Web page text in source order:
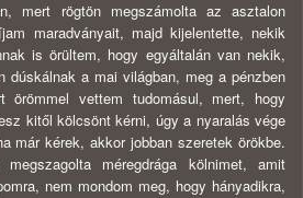
mert rögtön megszámolta az asztalon
maradványait, majd kijelentette, nekik
is örültem, hogy egyáltalán van nekik,
dúskálnak a mai világban, meg a pénzben
vettem tudomásul, mert, hogy
kitől kölcsönt kérni, úgy a nyaralás vége
már kérek, akkor jobban szeretek örökbe.
méregdrága kölnimet, amit
nem mondom meg, hogy hányadikra,